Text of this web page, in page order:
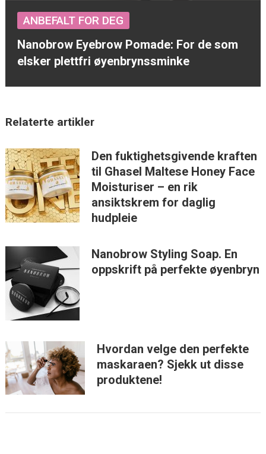
ANBEFALT FOR DEG
Nanobrow Eyebrow Pomade: For de som
elsker plettfri øyenbrynssminke
Relaterte artikler
Den fuktighetsgivende kraften
til Ghasel Maltese Honey Face
Moisturiser – en rik
ansiktskrem for daglig
hudpleie
Nanobrow Styling Soap. En
oppskrift på perfekte øyenbryn
Hvordan velge den perfekte
maskaraen? Sjekk ut disse
produktene!